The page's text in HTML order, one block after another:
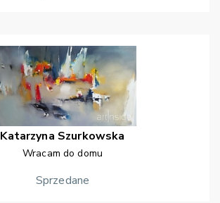
Katarzyna Szurkowska
Wracam do domu
Sprzedane